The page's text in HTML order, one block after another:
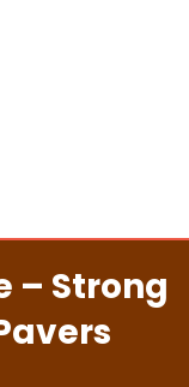
– Strong